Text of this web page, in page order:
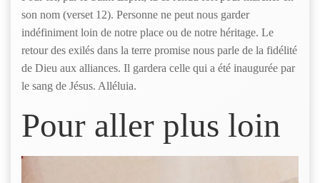
son nom (verset 12). Personne ne peut nous garder
indéfiniment loin de notre place ou de notre héritage. Le
retour des exilés dans la terre promise nous parle de la fidélité
de Dieu aux alliances. Il gardera celle qui a été inaugurée par
le sang de Jésus. Alléluia.
Pour aller plus loin